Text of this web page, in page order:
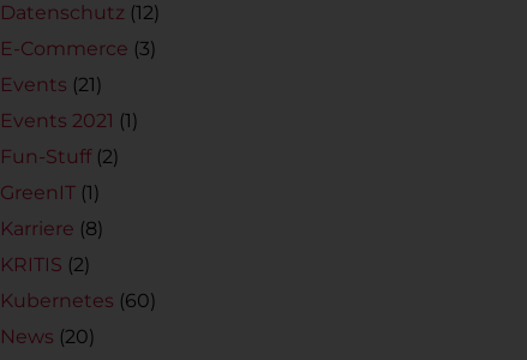
Datenschutz (12)
E-Commerce (3)
Events (21)
Events 2021 (1)
Fun-Stuff (2)
GreenIT (1)
Karriere (8)
KRITIS (2)
Kubernetes (60)
News (20)